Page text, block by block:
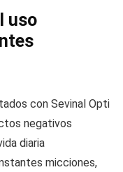
uso
con Sevinal Opti
negativos
diaria
micciones,